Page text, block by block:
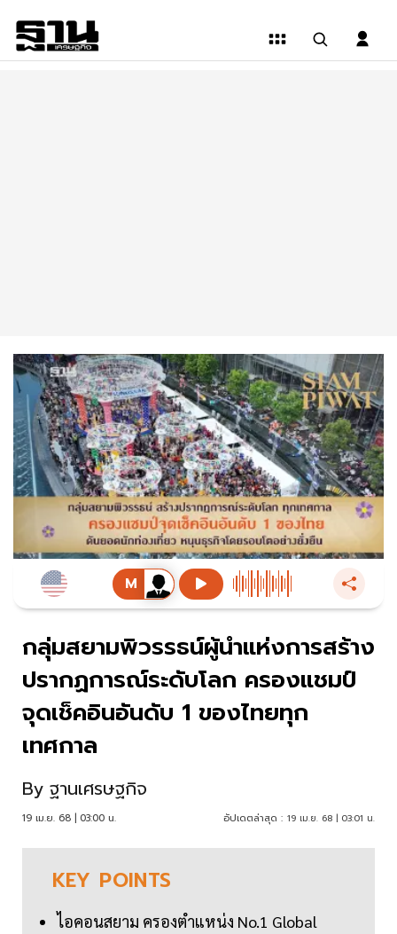
กลุ่มสยามพิวรรธน์ผู้นำแห่งการสร้าง
ปรากฏการณ์ระดับโลก ครองแชมป์
จุดเช็คอินอันดับ 1 ของไทยทุก
เทศกาล
By ฐานเศรษฐกิจ
19 เม.ย. 68 | 03:00 น. อัปเดตล่าสุด : 19 เม.ย. 68 | 03:01 น.
KEY POINTS
ไอคอนสยาม ครองตำแหน่ง No.1 Global